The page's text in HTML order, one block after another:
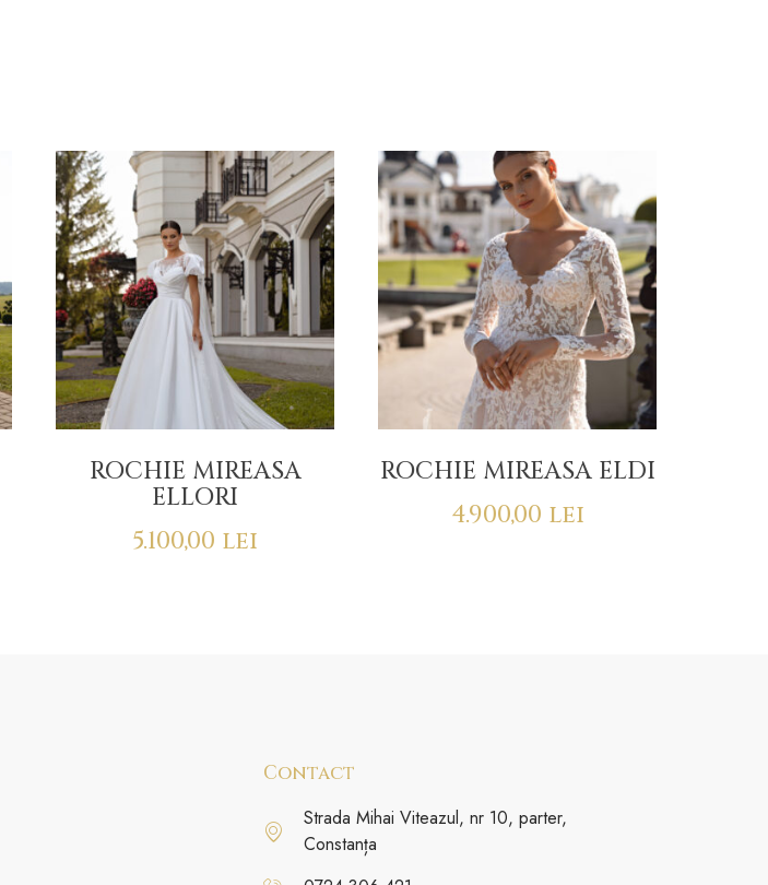
ROCHIE MIREASA
ELLORI
5.100,00 lei
ROCHIE MIREASA ELDI
4.900,00 lei
Contact
Strada Mihai Viteazul, nr 10, parter,
Constanța